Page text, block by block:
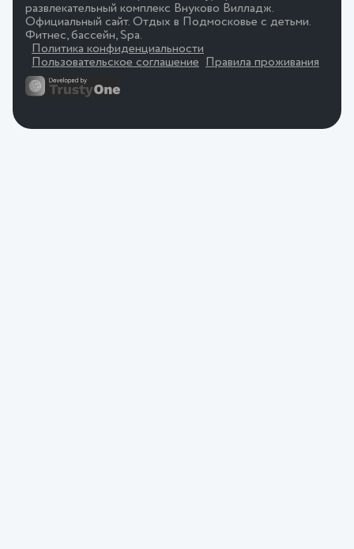
развлекательный комплекс Внуково Вилладж.
Официальный сайт. Отдых в Подмосковье с детьми.
Фитнес, бассейн, Spa.
Политика конфиденциальности
Пользовательское соглашение
Правила проживания